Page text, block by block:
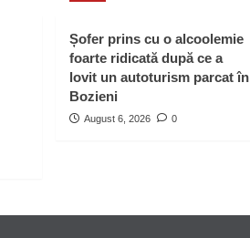
Șofer prins cu o alcoolemie
foarte ridicată după ce a
lovit un autoturism parcat în
Bozieni
August 6, 2026 0